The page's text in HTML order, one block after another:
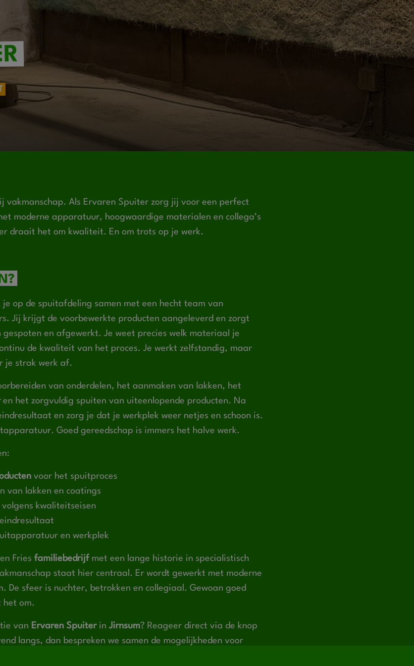
vakmanschap. Als Ervaren Spuiter zorg jij voor een perfect
moderne apparatuur, hoogwaardige materialen en collega’s
draait het om kwaliteit. En om trots op je werk.
op de spuitafdeling samen met een hecht team van
Jij krijgt de voorbewerkte producten aangeleverd en zorgt
gespoten en afgewerkt. Je weet precies welk materiaal je
de kwaliteit van het proces. Je werkt zelfstandig, maar
je strak werk af.
van onderdelen, het aanmaken van lakken, het
en het zorgvuldig spuiten van uiteenlopende producten. Na
en zorg je dat je werkplek weer netjes en schoon is.
Goed gereedschap is immers het halve werk.
voor het spuitproces
van lakken en coatings
volgens kwaliteitseisen
en werkplek
Fries familiebedrijf met een lange historie in specialistisch
staat hier centraal. Er wordt gewerkt met moderne
De sfeer is nuchter, betrokken en collegiaal. Gewoan goed
het om.
van Ervaren Spuiterin Jirnsum? Reageer direct via de knop
langs, dan bespreken we samen de mogelijkheden voor